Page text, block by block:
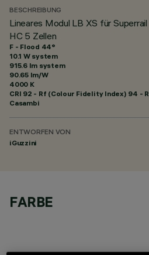
BESCHREIBUNG
Lineares Modul LB XS für
HC 5 Zellen
F - Flood 44°
10.1 W system
915.6 lm system
90.65 lm/W
4000 K
CRI 92 - Rf (Colour Fidelity Index) 94 -
Casambi
ENTWORFEN VON
iGuzzini
FARBE